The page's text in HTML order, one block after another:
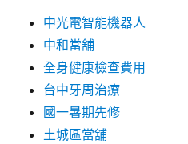
中光電智能機器人
中和當舖
全身健康檢查費用
台中牙周治療
國一暑期先修
土城區當舖